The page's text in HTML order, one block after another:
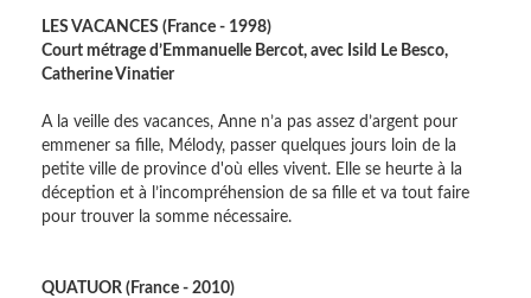
LES VACANCES (France - 1998)
Court métrage d’Emmanuelle Bercot, avec Isild Le Besco,
Catherine Vinatier
A la veille des vacances, Anne n’a pas assez d’argent pour
emmener sa fille, Mélody, passer quelques jours loin de la
petite ville de province d'où elles vivent. Elle se heurte à la
déception et à l’incompréhension de sa fille et va tout faire
pour trouver la somme nécessaire.
QUATUOR (France - 2010)